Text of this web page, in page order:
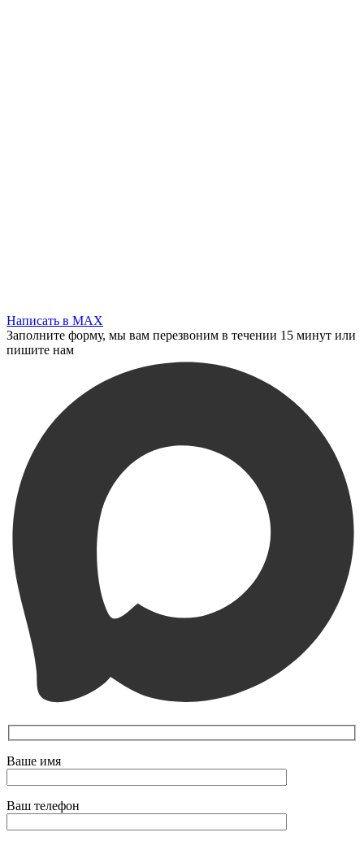
Написать в MAX
Заполните форму, мы вам перезвоним в течении 15 минут или
пишите нам
Ваше имя
Ваш телефон